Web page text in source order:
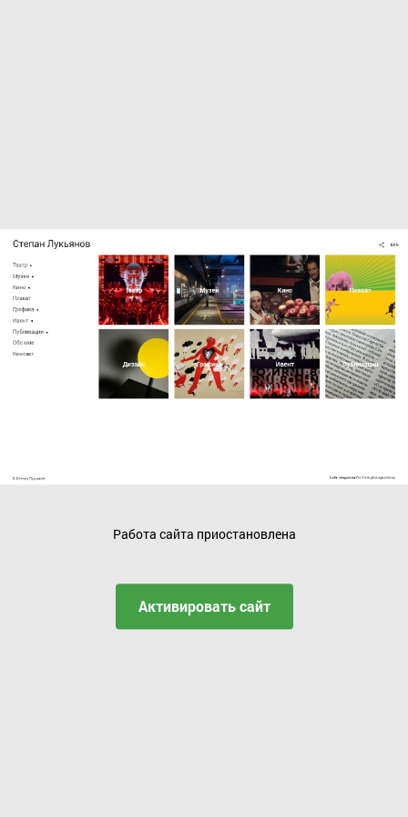
Работа сайта приостановлена
Активировать сайт